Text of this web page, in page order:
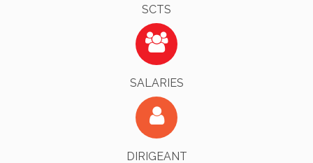
SCTS
SALARIES
Identifiez-Vous !
EN SAVOIR PLUS
DIRIGEANT
Identifiez-Vous !
EN SAVOIR PLUS